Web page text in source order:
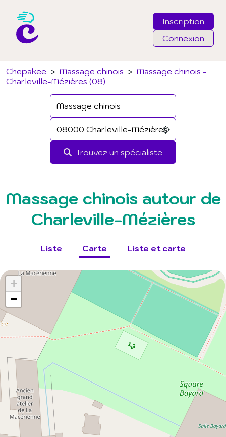
Inscription
Connexion
Chepakee > Massage chinois > Massage chinois -
Charleville-Mézières (08)
Trouvez un spécialiste
Email
Mot de passe
J'ai oublié mon mot de passe
Connexion
Massage chinois autour de
Charleville-Mézières
Liste Carte Liste et carte
+
−